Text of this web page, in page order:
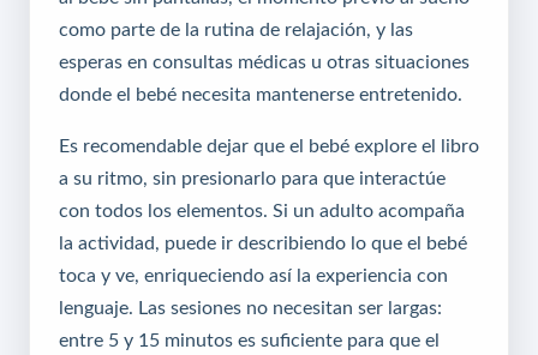
como parte de la rutina de relajación, y las
esperas en consultas médicas u otras situaciones
donde el bebé necesita mantenerse entretenido.
Es recomendable dejar que el bebé explore el libro
a su ritmo, sin presionarlo para que interactúe
con todos los elementos. Si un adulto acompaña
la actividad, puede ir describiendo lo que el bebé
toca y ve, enriqueciendo así la experiencia con
lenguaje. Las sesiones no necesitan ser largas:
entre 5 y 15 minutos es suficiente para que el